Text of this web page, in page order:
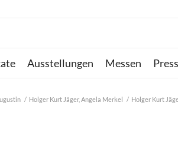
Ausstellungen Messen
/ Holger Kurt Jäger, Angela Merkel / Holger Kurt